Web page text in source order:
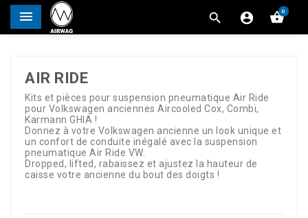
 0



AIR RIDE
Kits et pièces pour suspension pneumatique Air Ride
pour Volkswagen anciennes Aircooled Cox, Combi,
Karmann GHIA !
Donnez à votre Volkswagen ancienne un look unique et
un confort de conduite inégalé avec la suspension
pneumatique Air Ride VW.
Dropped, lifted, rabaissez et ajustez la hauteur de
caisse votre ancienne du bout des doigts !